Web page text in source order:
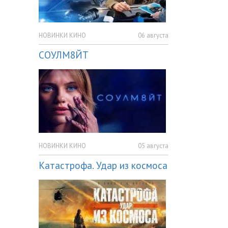
НОВИНКИ КИНО 06 августа
СОУЛМ8ЙТ
НОВИНКИ КИНО 05 августа
Катастрофа. Удар из космоса